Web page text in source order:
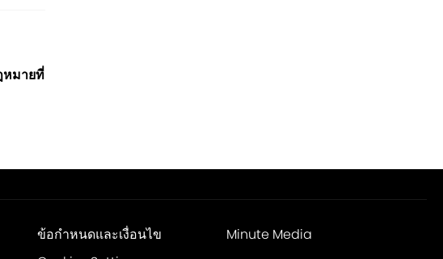
หมายที่
ข้อกำหนดและเงื่อนไข
Minute Media